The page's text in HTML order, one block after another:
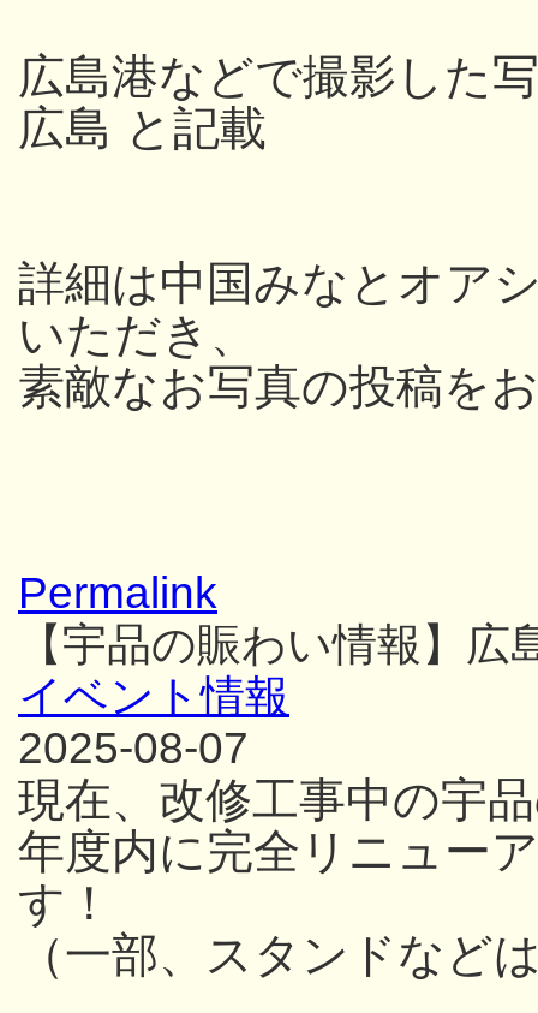
広島港などで撮影した
広島 と記載
詳細は中国みなとオア
いただき、
素敵なお写真の投稿を
Permalink
【宇品の賑わい情報】広
イベント情報
2025-08-07
現在、改修工事中の宇
年度内に完全リニュー
す！
（一部、スタンドなど